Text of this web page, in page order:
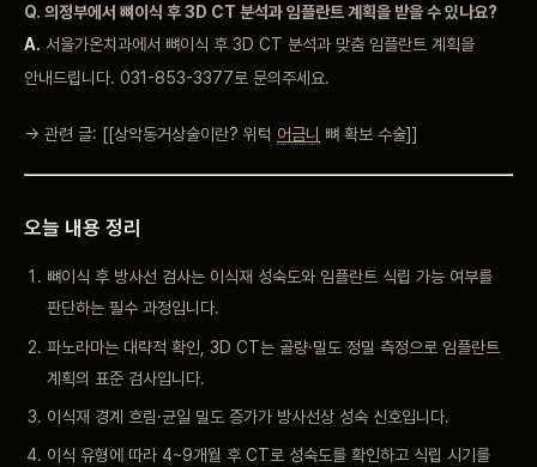
Q. 의정부에서 뼈이식 후 3D CT 분석과 임플란트계획을 받을 수 있나요?
A. 서울가온치과에서 뼈이식 후 3D CT 분석과 맞춤 임플란트 계획을
안내드립니다. 031-853-3377로 문의주세요.
→ 관련 글: [[상악동거상술이란? 위턱 어금니 뼈 확보 수술]]
오늘 내용 정리
뼈이식 후 방사선 검사는 이식재 성숙도와 임플란트 식립 가능 여부를
판단하는필수 과정입니다.
파노라마는 대략적 확인,3D CT는 골량·밀도 정밀 측정으로 임플란트
계획의 표준 검사입니다.
이식재 경계 흐림·균일 밀도 증가가 방사선상 성숙 신호입니다.
이식 유형에 따라 4~9개월 후 CT로 성숙도를 확인하고 식립 시기를